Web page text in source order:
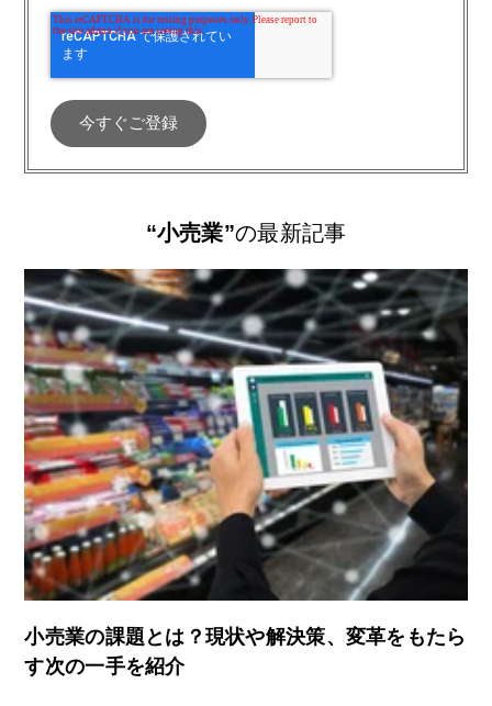
“小売業”の最新記事
小売業の課題とは？現状や解決策、変革をもたら
す次の一手を紹介